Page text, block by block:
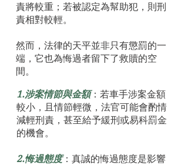
責將較重；若被認定為幫助犯，則刑
責相對較輕。
然而，法律的天平並非只有懲罰的一
端，它也為悔過者留下了救贖的空
間。
1.涉案情節與金額：若車手涉案金額
較小，且情節輕微，法官可能會酌情
減輕刑責，甚至給予緩刑或易科罰金
的機會。
2.悔過態度：真誠的悔過態度是影響